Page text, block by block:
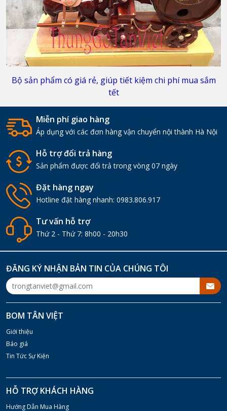
Bộ sản phẩm có giá rẻ, giúp tiết kiệm chi phí mua sắm
tết
Miễn phí giao hàng
Áp dụng với các đơn hàng vận chuyển nội thành Hà Nội
Hỗ trợ đổi trả hàng
Sản phẩm được đổi trả trong vòng 07 ngày
Đặt hàng ngay
Hotline đặt hàng nhanh: 0983.806.917
Tư vấn hỗ trợ
Thứ 2 - Thứ 7: 8h00 - 20h30
BOM TÂN VIỆT
Giới thiệu
Báo giá
Tin Tức Sự Kiện
HỖ TRỢ KHÁCH HÀNG
Hướng Dẫn Mua Hàng
ĐĂNG KÝ NHẬN BẢN TIN CỦA CHÚNG TÔI